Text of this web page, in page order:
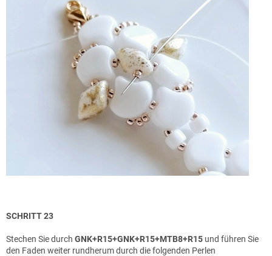
SCHRITT 23
Stechen Sie durch GNK+R15+GNK+R15+MTB8+R15 und führen Sie
den Faden weiter rundherum durch die folgenden Perlen